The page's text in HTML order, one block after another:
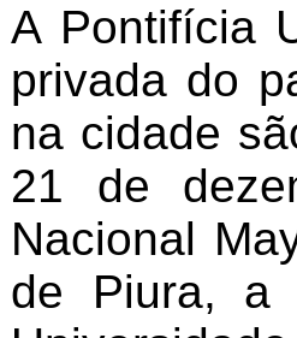
A Pontifícia
privada do
na cidade
21 de
Nacional
de Piura, a